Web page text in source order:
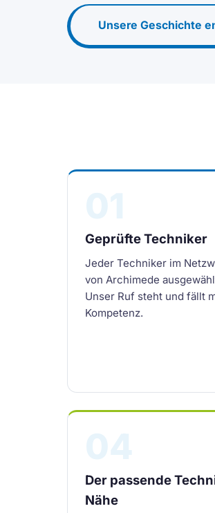
Unsere Geschichte
Geprüfte Techniker
Jeder Techniker im
von Archimede
Unser Ruf steht und fällt
Kompetenz.
Der passende
Nähe